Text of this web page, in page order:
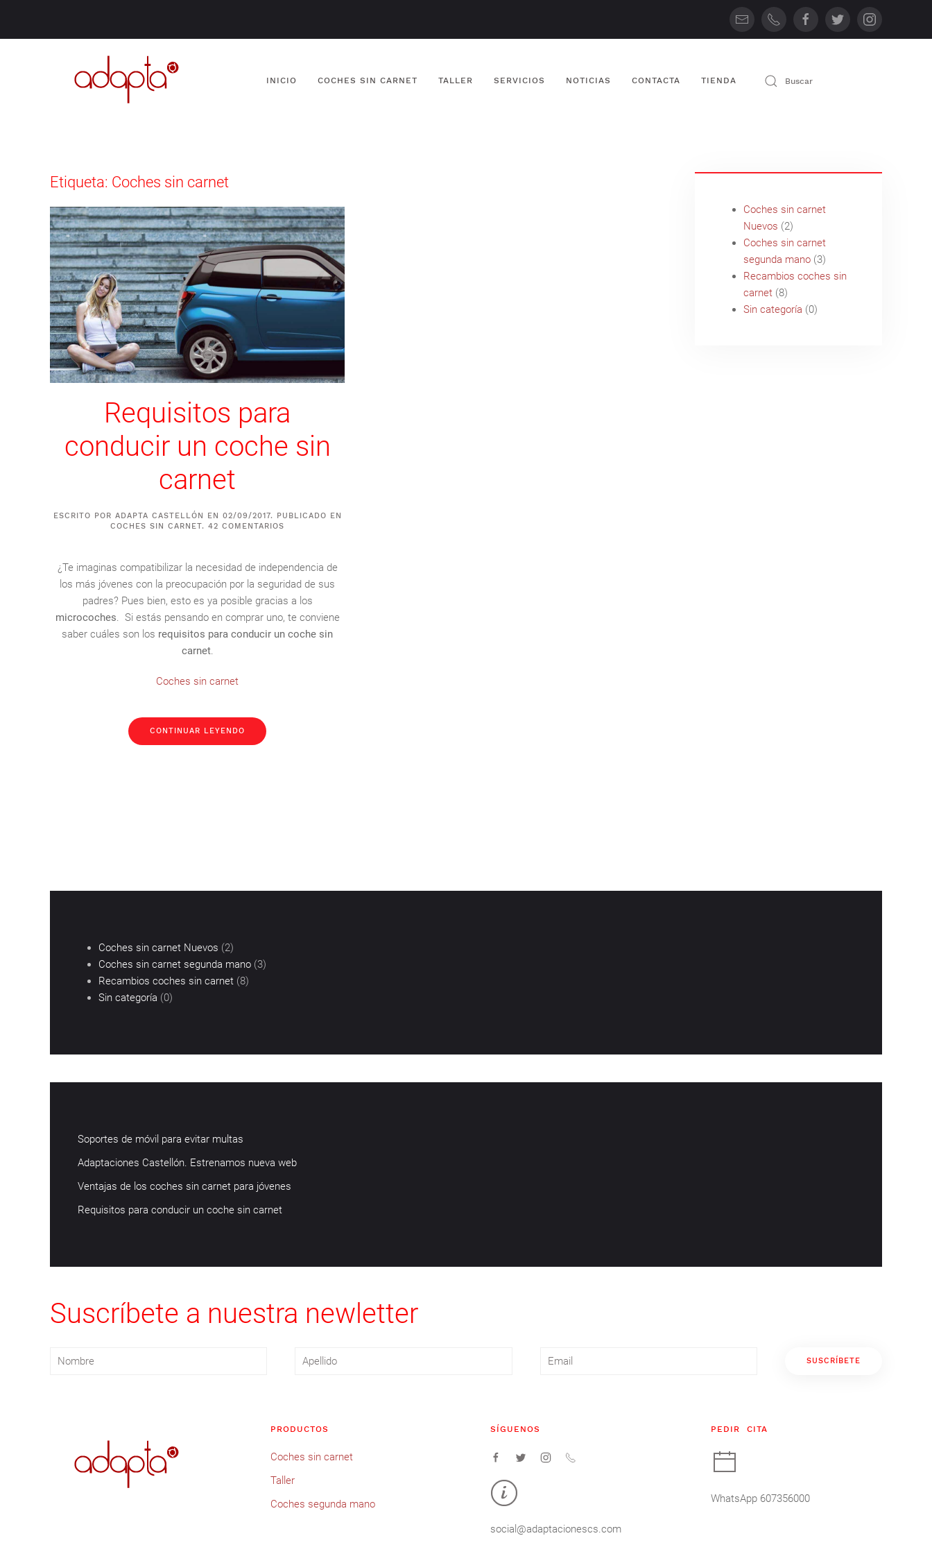
INICIO COCHES SIN CARNET TALLER SERVICIOS NOTICIAS CONTACTA TIENDA
Etiqueta: Coches sin carnet
Requisitos para
conducir un coche sin
carnet
ESCRITO POR ADAPTA CASTELLÓN EN 02/09/2017. PUBLICADO EN
COCHES SIN CARNET. 42 COMENTARIOS
¿Te imaginas compatibilizar la necesidad de independencia de
los más jóvenes con la preocupación por la seguridad de sus
padres? Pues bien, esto es ya posible gracias a los
microcoches. Si estás pensando en comprar uno, te conviene
saber cuáles son los requisitos para conducir un coche sin
carnet.
Coches sin carnet
CONTINUAR LEYENDO
Coches sin carnet
Nuevos (2)
Coches sin carnet
segunda mano (3)
Recambios coches sin
carnet (8)
Sin categoría (0)
Coches sin carnet Nuevos (2)
Coches sin carnet segunda mano (3)
Recambios coches sin carnet (8)
Sin categoría (0)
Soportes de móvil para evitar multas
Adaptaciones Castellón. Estrenamos nueva web
Ventajas de los coches sin carnet para jóvenes
Requisitos para conducir un coche sin carnet
Suscríbete a nuestra newletter
SUSCRÍBETE
PRODUCTOS
Coches sin carnet
Taller
Coches segunda mano
SÍGUENOS
social@adaptacionescs.com
PEDIR CITA
WhatsApp 607356000